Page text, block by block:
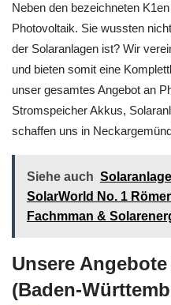
Neben den bezeichneten
Photovoltaik. Sie wussten
der Solaranlagen ist? Wir
und bieten somit eine
unser gesamtes Angebot an
Stromspeicher Akkus,
schaffen uns in
Siehe auch
SolarWorld No. 1
Fachmman &
Unsere
(Baden-